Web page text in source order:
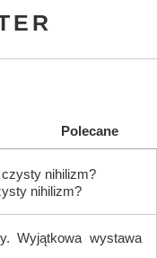
Polecane
nihilizm?
Wyjątkowa wystawa